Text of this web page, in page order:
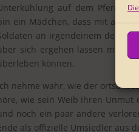
auf dem
ein Mädchen, dass mit
an irgendeinem der
sich ergehen lassen
können.
nehme wahr, wie der
wie sein Weib ihren
noch ein paar andere
als offizielle Umsiedler aus